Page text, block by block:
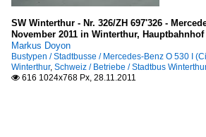
SW Winterthur - Nr. 326/ZH 697'326 -
November 2011 in Winterthur, Hauptbahnhof
Markus Doyon
Bustypen / Stadtbusse / Mercedes-Benz O 530 I
Winterthur, Schweiz / Betriebe / Stadtbus
 616 1024x768 Px, 28.11.2011